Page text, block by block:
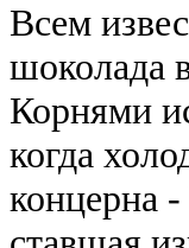
Всем
шоколада
Корнями
когда
концерна